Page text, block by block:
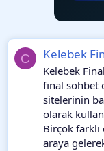
C Kelebek
Kelebek
final sohbet
sitelerinin
olarak
Birçok
araya